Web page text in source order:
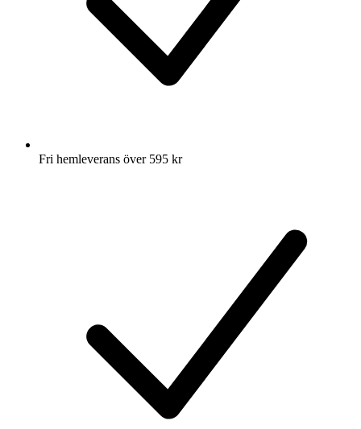
Fri hemleverans över 595 kr